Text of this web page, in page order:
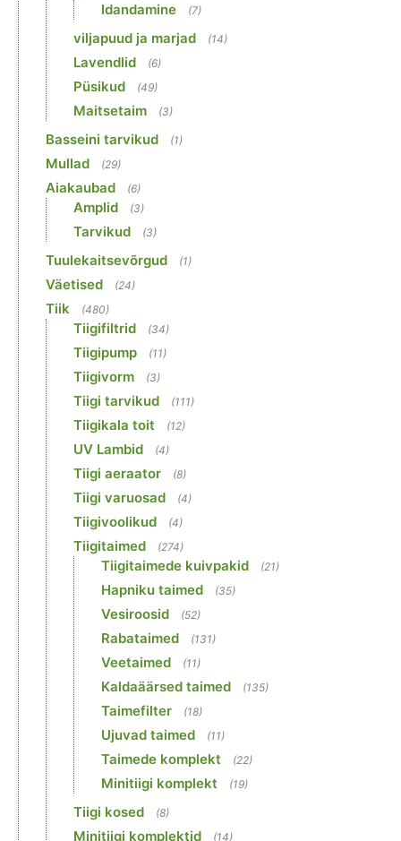
Idandamine (7)
viljapuud ja marjad (14)
Lavendlid (6)
Püsikud (49)
Maitsetaim (3)
Basseini tarvikud (1)
Mullad (29)
Aiakaubad (6)
Amplid (3)
Tarvikud (3)
Tuulekaitsevõrgud (1)
Väetised (24)
Tiik (480)
Tiigifiltrid (34)
Tiigipump (11)
Tiigivorm (3)
Tiigi tarvikud (111)
Tiigikala toit (12)
UV Lambid (4)
Tiigi aeraator (8)
Tiigi varuosad (4)
Tiigivoolikud (4)
Tiigitaimed (274)
Tiigitaimede kuivpakid (21)
Hapniku taimed (35)
Vesiroosid (52)
Rabataimed (131)
Veetaimed (11)
Kaldaäärsed taimed (135)
Taimefilter (18)
Ujuvad taimed (11)
Taimede komplekt (22)
Minitiigi komplekt (19)
Tiigi kosed (8)
Minitiigi komplektid (14)